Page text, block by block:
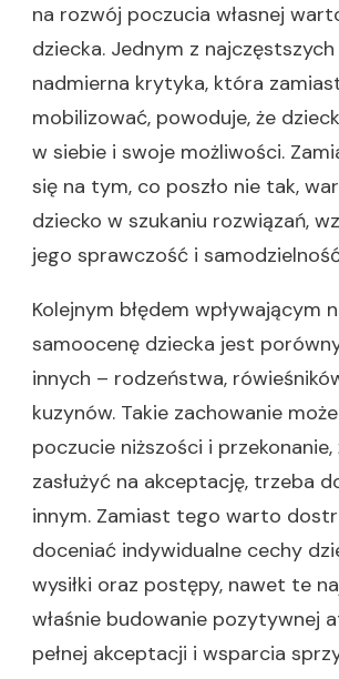
na rozwój poczucia własnej
dziecka. Jednym z
nadmierna krytyka, która
mobilizować, powoduje, że
w siebie i swoje możliwości.
się na tym, co poszło nie tak,
dziecko w szukaniu rozwiązań,
jego sprawczość i
Kolejnym błędem wpływającym
samoocenę dziecka jest
innych – rodzeństwa,
kuzynów. Takie zachowanie
poczucie niższości i przekonanie,
zasłużyć na akceptację, trzeba
innym. Zamiast tego warto
doceniać indywidualne cechy
wysiłki oraz postępy, nawet te
właśnie budowanie pozytywnej
pełnej akceptacji i wsparcia